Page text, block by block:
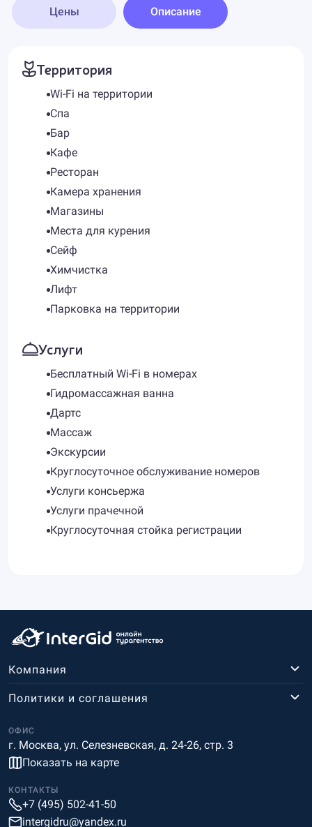
Цены Описание
Территория
Wi-Fi на территории
Спа
Бар
Кафе
Ресторан
Камера хранения
Магазины
Места для курения
Сейф
Химчистка
Лифт
Парковка на территории
Услуги
Бесплатный Wi-Fi в номерах
Гидромассажная ванна
Дартс
Массаж
Экскурсии
Круглосуточное обслуживание номеров
Услуги консьержа
Услуги прачечной
Круглосуточная стойка регистрации
Компания
ОФИС
г. Москва, ул. Селезневская, д. 24-26, стр. 3
Показать на карте
Политики и соглашения
КОНТАКТЫ
+7 (495) 502-41-50
intergidru@yandex.ru